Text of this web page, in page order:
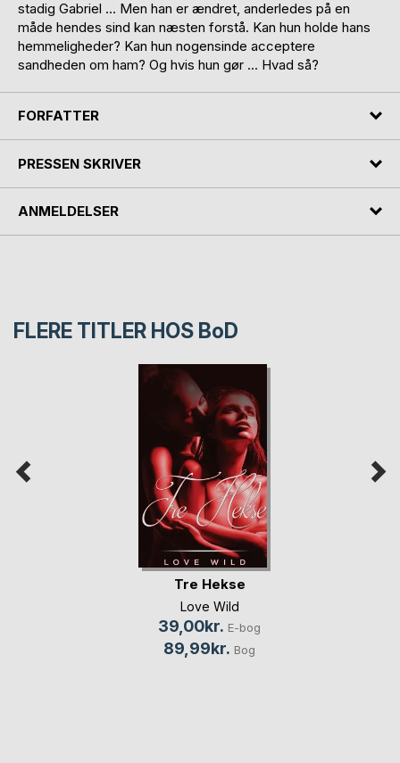
stadig Gabriel ... Men han er ændret, anderledes på en
måde hendes sind kan næsten forstå. Kan hun holde hans
hemmeligheder? Kan hun nogensinde acceptere
sandheden om ham? Og hvis hun gør ... Hvad så?
FORFATTER
PRESSEN SKRIVER
ANMELDELSER
FLERE TITLER HOS BoD
Tre Hekse
Love Wild
39,00kr. E-bog
89,99kr. Bog